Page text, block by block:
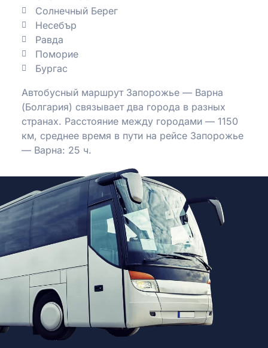
Солнечный Берег
Несебър
Равда
Поморие
Бургас
Автобусный маршрут Запорожье — Варна
(Болгария) связывает два города в разных
странах. Расстояние между городами — 1150
км, среднее время в пути на рейсе Запорожье
— Варна: 25 ч.